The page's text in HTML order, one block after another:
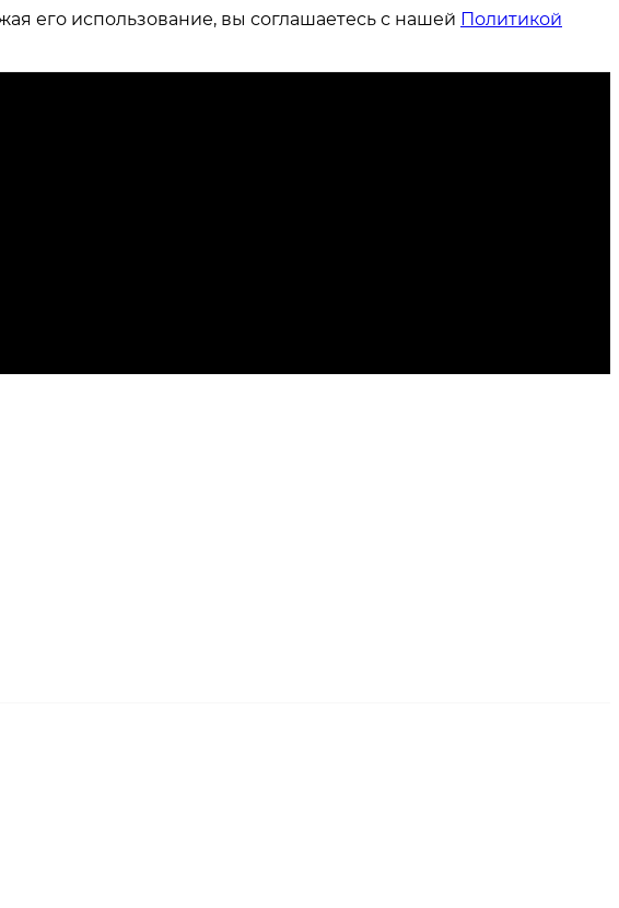
его использование, вы соглашаетесь с нашей Политикой